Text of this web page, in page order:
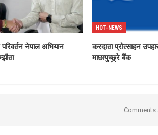
नेपाल अभियान
HOT-NEWS
करदाता प्रोत्साहन
माछापुच्छ्र्रे बैंक
Comments